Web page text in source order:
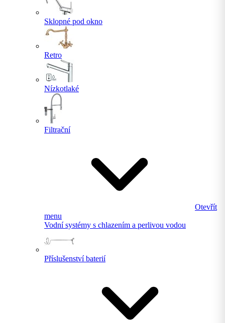
Sklopné pod okno
Retro
Nízkotlaké
Filtrační
Otevřít
menu
Vodní systémy s chlazením a perlivou vodou
Příslušenství baterií